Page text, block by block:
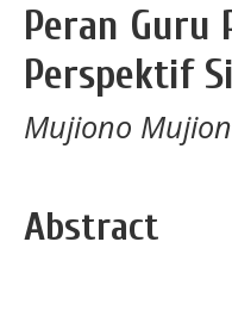
Peran Guru
Perspektif
Mujiono
Abstract